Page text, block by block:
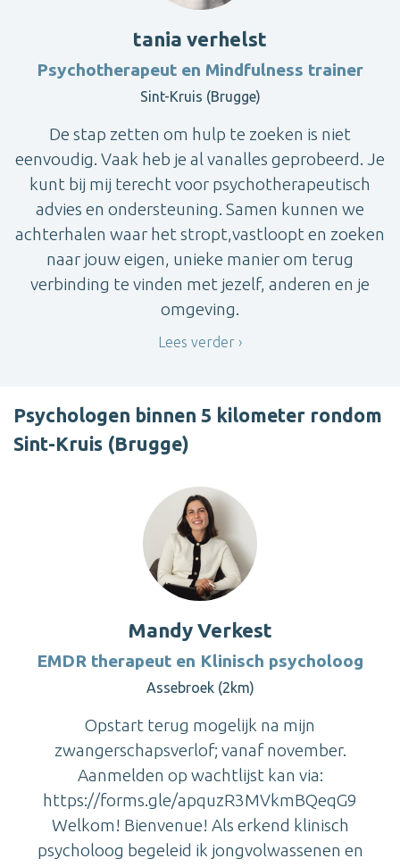
tania verhelst
Psychotherapeut en Mindfulness trainer
Sint-Kruis (Brugge)
De stap zetten om hulp te zoeken is niet
eenvoudig. Vaak heb je al vanalles geprobeerd. Je
kunt bij mij terecht voor psychotherapeutisch
advies en ondersteuning. Samen kunnen we
achterhalen waar het stropt,vastloopt en zoeken
naar jouw eigen, unieke manier om terug
verbinding te vinden met jezelf, anderen en je
omgeving.
Lees verder
Psychologen binnen 5 kilometer rondom
Sint-Kruis (Brugge)
Mandy Verkest
EMDR therapeut en Klinisch psycholoog
Assebroek (2km)
Opstart terug mogelijk na mijn
zwangerschapsverlof; vanaf november.
Aanmelden op wachtlijst kan via:
https://forms.gle/apquzR3MVkmBQeqG9
Welkom! Bienvenue! Als erkend klinisch
psycholoog begeleid ik jongvolwassenen en